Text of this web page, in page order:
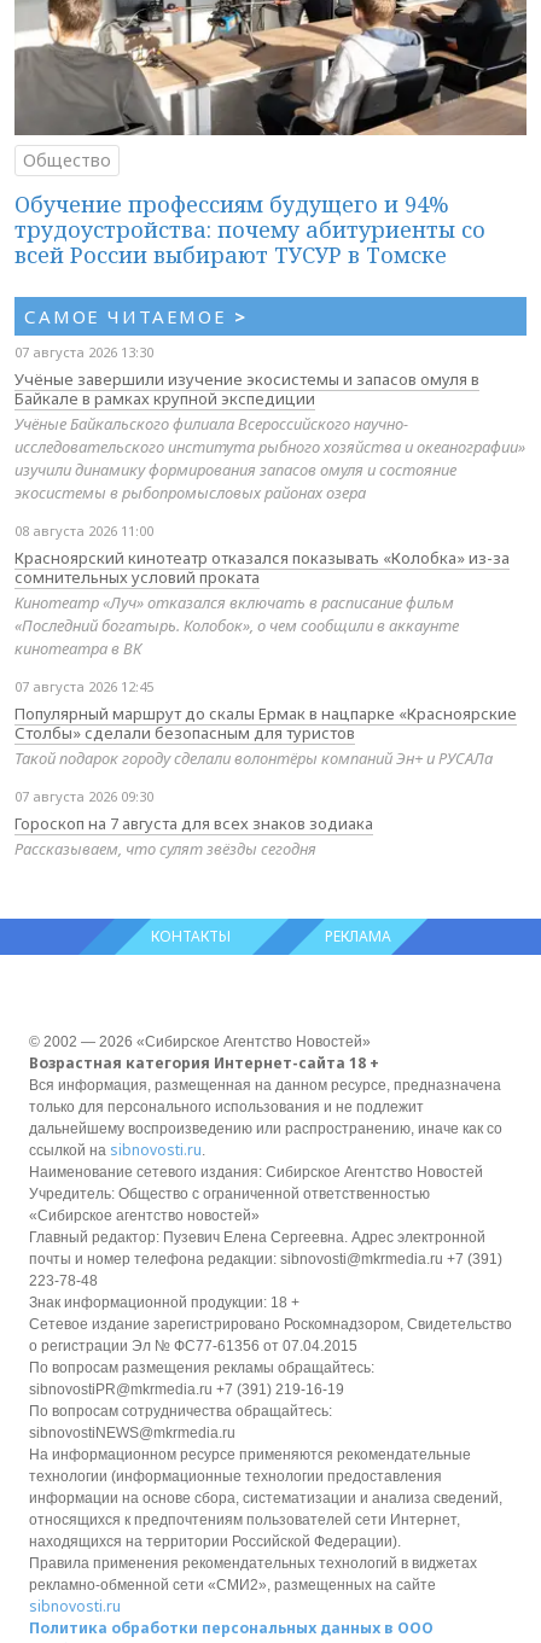
Общество
Обучение профессиям будущего и 94%
трудоустройства: почему абитуриенты со
всей России выбирают ТУСУР в Томске
САМОЕ ЧИТАЕМОЕ >
07 августа 2026 13:30
Учёные завершили изучение экосистемы и запасов омуля в
Байкале в рамках крупной экспедиции
Учёные Байкальского филиала Всероссийского научно-
исследовательского института рыбного хозяйства и океанографии»
изучили динамику формирования запасов омуля и состояние
экосистемы в рыбопромысловых районах озера
08 августа 2026 11:00
Красноярский кинотеатр отказался показывать «Колобка» из-за
сомнительных условий проката
Кинотеатр «Луч» отказался включать в расписание фильм
«Последний богатырь. Колобок», о чем сообщили в аккаунте
кинотеатра в ВК
07 августа 2026 12:45
Популярный маршрут до скалы Ермак в нацпарке «Красноярские
Столбы» сделали безопасным для туристов
Такой подарок городу сделали волонтёры компаний Эн+ и РУСАЛа
07 августа 2026 09:30
Гороскоп на 7 августа для всех знаков зодиака
Рассказываем, что сулят звёзды сегодня
КОНТАКТЫ РЕКЛАМА
© 2002 — 2026 «Сибирское Агентство Новостей»
Возрастная категория Интернет-сайта 18 +
Вся информация, размещенная на данном ресурсе, предназначена
только для персонального использования и не подлежит
дальнейшему воспроизведению или распространению, иначе как со
ссылкой на sibnovosti.ru.
Наименование сетевого издания: Сибирское Агентство Новостей
Учредитель: Общество с ограниченной ответственностью
«Сибирское агентство новостей»
Главный редактор: Пузевич Елена Сергеевна. Адрес электронной
почты и номер телефона редакции: sibnovosti@mkrmedia.ru +7 (391)
223-78-48
Знак информационной продукции: 18 +
Сетевое издание зарегистрировано Роскомнадзором, Свидетельство
о регистрации Эл № ФС77-61356 от 07.04.2015
По вопросам размещения рекламы обращайтесь:
sibnovostiPR@mkrmedia.ru +7 (391) 219-16-19
По вопросам сотрудничества обращайтесь:
sibnovostiNEWS@mkrmedia.ru
На информационном ресурсе применяются рекомендательные
технологии (информационные технологии предоставления
информации на основе сбора, систематизации и анализа сведений,
относящихся к предпочтениям пользователей сети Интернет,
находящихся на территории Российской Федерации).
Правила применения рекомендательных технологий в виджетах
рекламно-обменной сети «СМИ2», размещенных на сайте
sibnovosti.ru
Политика обработки персональных данных в ООО